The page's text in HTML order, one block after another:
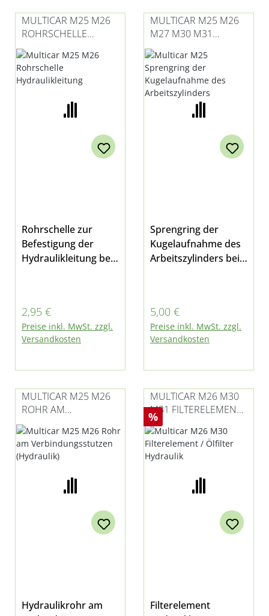
für Multicar M26.1,
M26.2, M26.4, M26.5,
M26.7, Fumo M30
E3/E4/E5 und M31 E5
MULTICAR M25 M26
ROHRSCHELLE
HYDRAULIKLEITUNG
Rohrschelle zur
Befestigung der
Hydraulikleitung bei
Regulärer Preis:
2,95 €
Preise inkl. MwSt. zzgl.
Versandkosten
MULTICAR M25 M26
M27 M30 M31
SPRENGRING DER
KUGELAUFNAHME
DES
ARBEITSZYLINDERS
Sprengring der
Kugelaufnahme des
Arbeitszylinders bei
Regulärer Preis:
5,00 €
Preise inkl. MwSt. zzgl.
Versandkosten
MULTICAR M25 M26
ROHR AM
VERBINDUNGSSTUTZ
EN (HYDRAULIK)
Hydraulikrohr am
Rabatt
%
MULTICAR M26 M30
M31 FILTERELEMENT /
ÖLFILTER HYDRAULIK
06/07
Filterelement